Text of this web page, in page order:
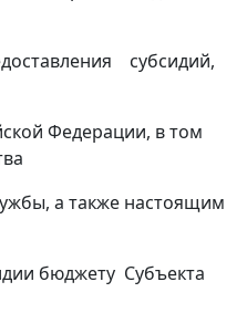
субсидий,
Федерации, в том
а также настоящим
бюджету Субъекта